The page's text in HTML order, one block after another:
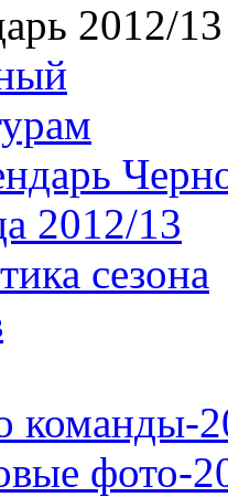
2012/13
2012/13
сезона
команды-
фото-